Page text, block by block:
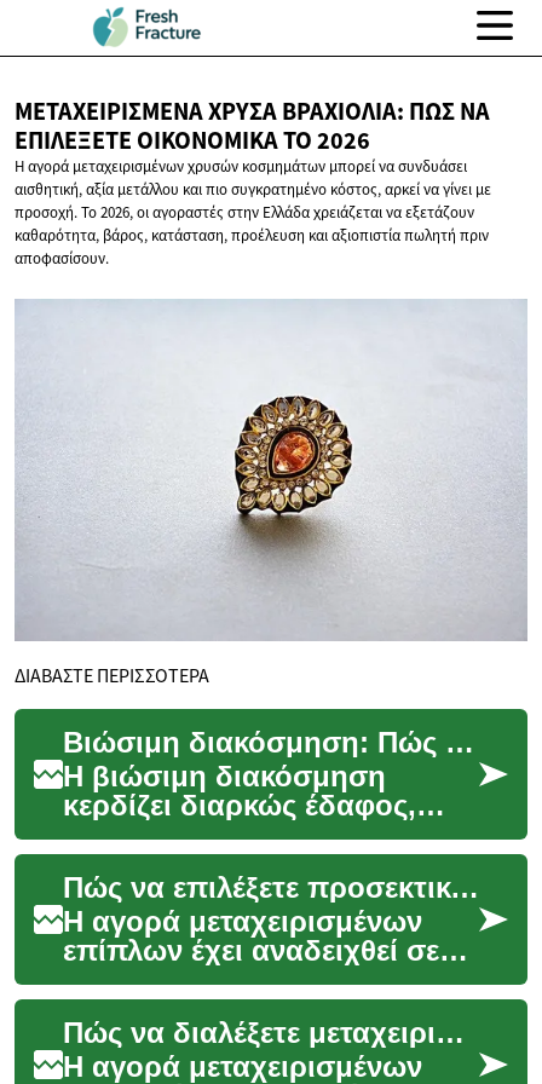
ΜΕΤΑΧΕΙΡΙΣΜΈΝΑ ΧΡΥΣΆ ΒΡΑΧΙΌΛΙΑ: ΠΏΣ ΝΑ
ΕΠΙΛΈΞΕΤΕ ΟΙΚΟΝΟΜΙΚΆΤΟ 2026
Η αγορά μεταχειρισμένων χρυσών κοσμημάτων μπορεί να συνδυάσει
αισθητική, αξία μετάλλου και πιο συγκρατημένο κόστος, αρκεί να γίνει με
προσοχή. Το 2026, οι αγοραστές στην Ελλάδα χρειάζεται να εξετάζουν
καθαρότητα, βάρος, κατάσταση, προέλευση και αξιοπιστία πωλητή πριν
αποφασίσουν.
ΔΙΑΒΑΣΤΕ ΠΕΡΙΣΣΟΤΕΡΑ
Βιώσιμη διακόσμηση: Πώς να επιλέξετε μεταχειρισμένα έπιπλα.
Η βιώσιμη διακόσμηση
κερδίζει διαρκώς έδαφος,
καθώς όλο και περισσότεροι
άνθρωποι αναζητούν
τρόπους να μειώσουν το πε...
Πώς να επιλέξετε προσεκτικά μεταχειρισμένα έπιπλα παγκοσμίως
Η αγορά μεταχειρισμένων
επίπλων έχει αναδειχθεί σε
μια δημοφιλή και βιώσιμη
επιλογή για πολλούς
καταναλωτές παγκοσμίω... Πώς να διαλέξετε μεταχειρισμένα κοσμήματα με αυτοπεποίθηση
Η αγορά μεταχειρισμένων